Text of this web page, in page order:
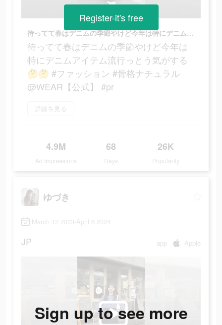
待ってて春はデニムの季節やけど今年は特にデニムアイテム流行っとう気がする🤔🤔 #ファッション #骨格ナチュラル @WEAR【公式】 #pr
待ってて春はデニムの季節やけど今年は
特にデニムアイテム流行っとう気がする
🤔🤔 #ファッション #骨格ナチュラル
@WEAR【公式】 #pr
詳細を見る
4.9M
Ad Impressions
68
Days
26K
Popularity
Register-it's free
ゆづき
March 12 2023-April 6 2024
JP app Apple
Sign up to see more